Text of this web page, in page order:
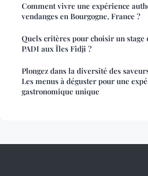
Comment vivre une expérience
vendanges en Bourgogne, France ?
Quels critères pour choisir un stage
PADI aux Îles Fidji ?
Plongez dans la diversité des
Les menus à déguster pour une
gastronomique unique